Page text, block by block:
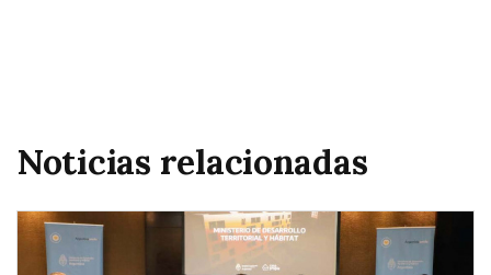
Noticias relacionadas